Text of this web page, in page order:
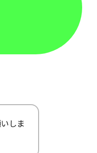
しま